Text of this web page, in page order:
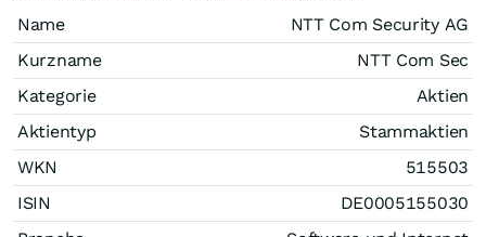
Name
NTT Com Security AG
Kurzname
NTT Com Sec
Kategorie
Aktien
Aktientyp
Stammaktien
WKN
515503
ISIN
DE0005155030